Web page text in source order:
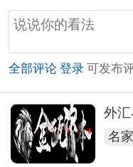
全部评论 登录 可发布
外
名